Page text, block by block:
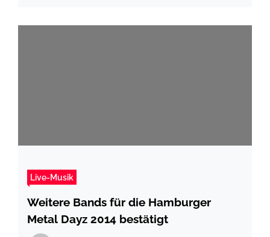
Live-Musik
Weitere Bands für die Hamburger
Metal Dayz 2014 bestätigt